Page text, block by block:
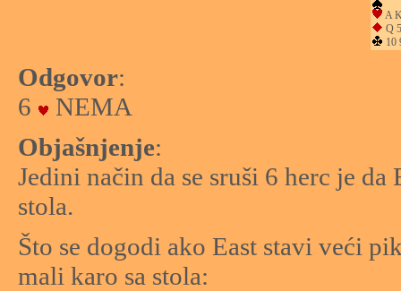
A
Q 5
10
Odgovor:
6
NEMA
Objašnjenje:
Jedini način da se sruši 6 herc je
stola.
Što se dogodi ako East stavi veći
mali karo sa stola: